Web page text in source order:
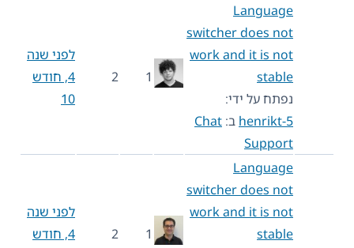
Language
switcher does not
work and it is not
stable
נפתח על ידי:
henrikt-5 ב: Chat
Support
1
2
לפני שנה
4, חודש
10
Language
switcher does not
work and it is not
stable
1
2
לפני שנה
4, חודש